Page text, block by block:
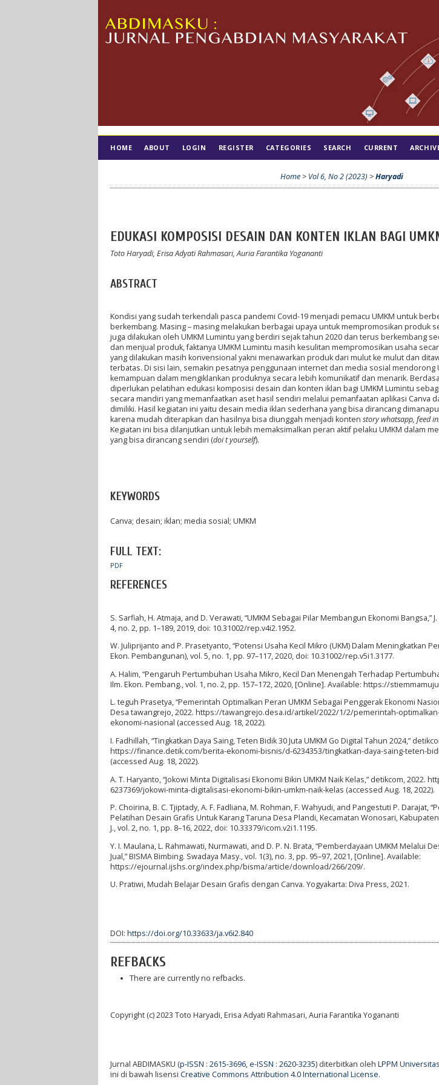
HOME ABOUT LOGIN REGISTER CATEGORIES SEARCH CURRENT
Home > Vol 6, No 2 (2023) >Haryadi
EDUKASI KOMPOSISI DESAIN DAN KONTEN IKLAN BAGI
Toto Haryadi, Erisa Adyati Rahmasari, Auria Farantika Yogananti
ABSTRACT
Kondisi yang sudah terkendali pasca pandemi Covid-19 menjadi pemacu UMKM untuk
berkembang. Masing – masing melakukan berbagai upaya untuk mempromosikan produk
juga dilakukan oleh UMKM Lumintu yang berdiri sejak tahun 2020 dan terus berkembang
dan menjual produk, faktanya UMKM Lumintu masih kesulitan mempromosikan usaha
yang dilakukan masih konvensional yakni menawarkan produk dari mulut ke mulut dan
terbatas. Di sisi lain, semakin pesatnya penggunaan internet dan media sosial mendorong
kemampuan dalam mengiklankan produknya secara lebih komunikatif dan menarik.
diperlukan pelatihan edukasi komposisi desain dan konten iklan bagi UMKM Lumintu
secara mandiri yang memanfaatkan aset hasil sendiri melalui pemanfaatan aplikasi Canva
dimiliki. Hasil kegiatan ini yaitu desain media iklan sederhana yang bisa dirancang
karena mudah diterapkan dan hasilnya bisa diunggah menjadi konten story whatsapp, feed
Kegiatan ini bisa dilanjutkan untuk lebih memaksimalkan peran aktif pelaku UMKM dalam
yang bisa dirancang sendiri (doi t yourself).
KEYWORDS
Canva; desain; iklan; media sosial; UMKM
FULL TEXT:
PDF
REFERENCES
S. Sarfiah, H. Atmaja, and D. Verawati, “UMKM Sebagai Pilar Membangun Ekonomi Bangsa,”
4, no. 2, pp. 1–189, 2019, doi: 10.31002/rep.v4i2.1952.
W. Juliprijanto and P. Prasetyanto, “Potensi Usaha Kecil Mikro (UKM) Dalam Meningkatkan
Ekon. Pembangunan), vol. 5, no. 1, pp. 97–117, 2020, doi: 10.31002/rep.v5i1.3177.
A. Halim, “Pengaruh Pertumbuhan Usaha Mikro, Kecil Dan Menengah Terhadap
Ilm. Ekon. Pembang., vol. 1, no. 2, pp. 157–172, 2020, [Online]. Available: https://
L. teguh Prasetya, “Pemerintah Optimalkan Peran UMKM Sebagai Penggerak Ekonomi
Desa tawangrejo, 2022. https://tawangrejo.desa.id/artikel/2022/1/2/pemerintah-
ekonomi-nasional (accessed Aug. 18, 2022).
I. Fadhillah, “Tingkatkan Daya Saing, Teten Bidik 30 Juta UMKM Go Digital Tahun 2024,”
https://finance.detik.com/berita-ekonomi-bisnis/d-6234353/tingkatkan-daya-saing-teten-
(accessed Aug. 18, 2022).
A. T. Haryanto, “Jokowi Minta Digitalisasi Ekonomi Bikin UMKM Naik Kelas,” detikcom,
6237369/jokowi-minta-digitalisasi-ekonomi-bikin-umkm-naik-kelas (accessed Aug. 18, 2022).
P. Choirina, B. C. Tjiptady, A. F. Fadliana, M. Rohman, F. Wahyudi, and ‪Pangestuti P. Darajat,
Pelatihan Desain Grafis Untuk Karang Taruna Desa Plandi, Kecamatan Wonosari,
J., vol. 2, no. 1, pp. 8–16, 2022, doi: 10.33379/icom.v2i1.1195.‬‬‬
Y. I. Maulana, L. Rahmawati, Nurmawati, and D. P. N. Brata, “Pemberdayaan UMKM Melalui
Jual,” BISMA Bimbing. Swadaya Masy., vol. 1(3), no. 3, pp. 95–97, 2021, [Online]. Available:
https://ejournal.ijshs.org/index.php/bisma/article/download/266/209/.
U. Pratiwi, Mudah Belajar Desain Grafis dengan Canva. Yogyakarta: Diva Press, 2021.
DOI: https://doi.org/10.33633/ja.v6i2.840
REFBACKS
There are currently no refbacks.
Copyright (c) 2023 Toto Haryadi, Erisa Adyati Rahmasari, Auria Farantika Yogananti
Jurnal ABDIMASKU (p-ISSN : 2615-3696,e-ISSN : 2620-3235) diterbitkan oleh LPPM
ini di bawah lisensi Creative Commons Attribution 4.0 International License.